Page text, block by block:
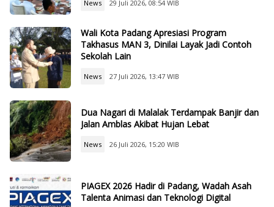
News 29 Juli 2026, 08:54 WIB
Wali Kota Padang Apresiasi Program
Takhasus MAN 3, Dinilai Layak Jadi Contoh
Sekolah Lain
News 27 Juli 2026, 13:47 WIB
Dua Nagari di Malalak Terdampak Banjir dan
Jalan Amblas Akibat Hujan Lebat
News 26 Juli 2026, 15:20 WIB
PIAGEX 2026 Hadir di Padang, Wadah Asah
Talenta Animasi dan Teknologi Digital